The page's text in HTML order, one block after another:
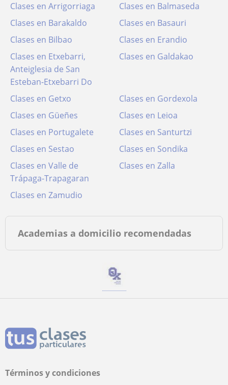
Clases en Arrigorriaga
Clases en Balmaseda
Clases en Barakaldo
Clases en Basauri
Clases en Bilbao
Clases en Erandio
Clases en Etxebarri,
Anteiglesia de San
Esteban-Etxebarri Do
Clases en Galdakao
Clases en Getxo
Clases en Gordexola
Clases en Güeñes
Clases en Leioa
Clases en Portugalete
Clases en Santurtzi
Clases en Sestao
Clases en Sondika
Clases en Valle de
Trápaga-Trapagaran
Clases en Zalla
Clases en Zamudio
Academias a domicilio recomendadas
Términos y condiciones